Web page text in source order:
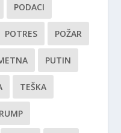
PODACI
POTRES POŽAR
PUTIN
TEŠKA